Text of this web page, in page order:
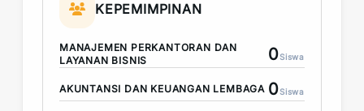
KEPEMIMPINAN
MANAJEMEN PERKANTORAN DAN
LAYANAN BISNIS
0Siswa
AKUNTANSI DAN KEUANGAN LEMBAGA 0Siswa